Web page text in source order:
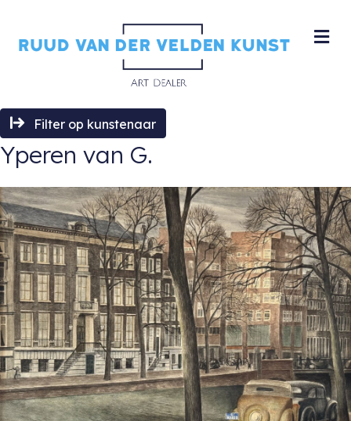
Filter op kunstenaar
Yperen van G.